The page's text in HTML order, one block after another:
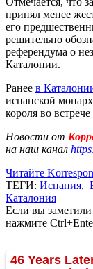
принял менее
его
решительно
референдума о
Каталонии.
Ранее в
испанской
короля во
Новости от
на наш канал
Читайте
ТЕГИ: Испания,
Каталония
Если вы
нажмите